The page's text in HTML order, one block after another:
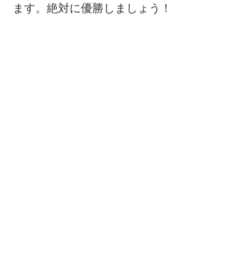
ます。絶対に優勝しましょう！